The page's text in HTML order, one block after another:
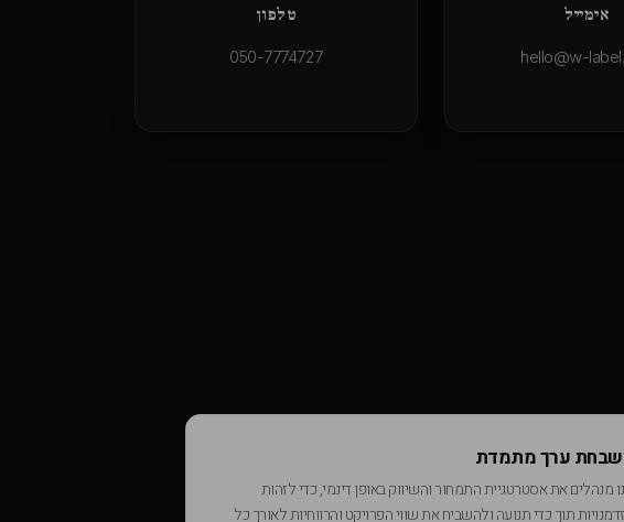
טלפון
050-7774727
אימייל
hello@w-
ערך מתמדת
מנהלים את אסטרטגיית התמחור והשיווק באופן דינמי, כדי לזהות
תוך כדי תנועה ולהשביח את שווי הפרויקט והרווחיות לאורך כל